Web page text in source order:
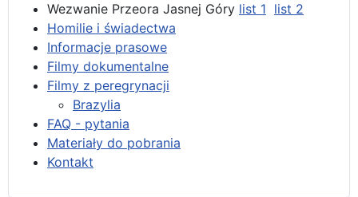
Wezwanie Przeora Jasnej Góry list 1 list 2
Homilie i świadectwa
Informacje prasowe
Filmy dokumentalne
Filmy z peregrynacji
Brazylia
FAQ - pytania
Materiały do pobrania
Kontakt